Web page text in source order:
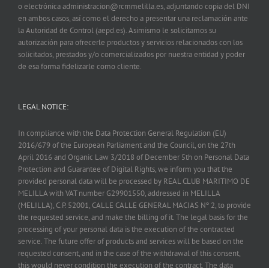
o electrónica administracion@rcmmelilla.es, adjuntando copia del DNI
en ambos casos, así como el derecho a presentar una reclamación ante
la Autoridad de Control (aepd.es). Asimismo le solicitamos su
autorización para ofrecerle productos y servicios relacionados con los
solicitados, prestados y/o comercializados por nuestra entidad y poder
de esa forma fidelizarle como cliente.
LEGAL NOTICE:
In compliance with the Data Protection General Regulation (EU)
2016/679 of the European Parliament and the Council, on the 27th
April 2016 and Organic Law 3/2018 of December 5th on Personal Data
Protection and Guarantee of Digital Rights, we inform you that the
provided personal data will be processed by REAL CLUB MARITIMO DE
MELILLA with VAT number G29901550, addressed in MELILLA
(MELILLA), C.P. 52001, CALLE CALLE GENERAL MACIAS Nº 2, to provide
the requested service, and make the billing of it. The legal basis for the
processing of your personal data is the execution of the contracted
service. The future offer of products and services will be based on the
requested consent, and in the case of the withdrawal of this consent,
this would never condition the execution of the contract. The data